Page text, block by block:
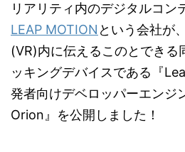
リアリティ内のデジタルコン
LEAP MOTION という会社が
(VR)内に伝えるこのとできる
ッキングデバイスである『
発者向けデベロッパーエンジ
Orion』を公開しました！